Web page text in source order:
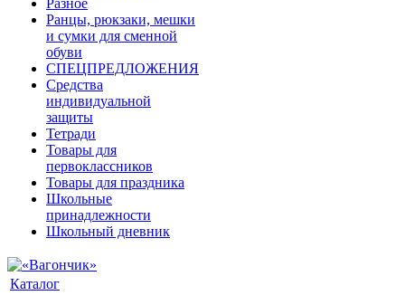
Ранцы, рюкзаки, мешки
и сумки для сменной
обуви
СПЕЦПРЕДЛОЖЕНИЯ
Средства
индивидуальной
защиты
Тетради
Товары для
первоклассников
Товары для праздника
Школьные
принадлежности
Школьный дневник
Каталог